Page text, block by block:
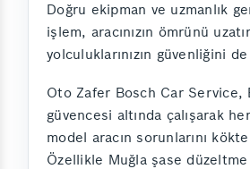
Doğru ekipman ve uzmanlık
işlem, aracınızın ömrünü
yolculuklarınızın güvenliğini
Oto Zafer Bosch Car Service,
güvencesi altında çalışarak
model aracın sorunlarını
Özellikle Muğla şase